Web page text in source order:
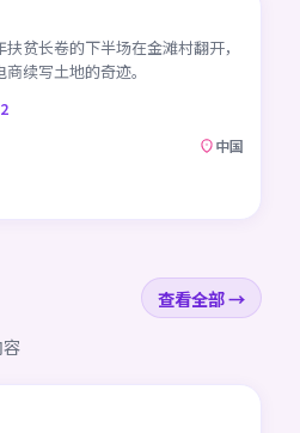
贫长卷的下半场在金滩村翻开，
续写土地的奇迹。
中国
查看全部 →